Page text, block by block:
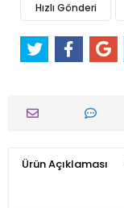
Hızlı Gönderi
Ürün Açıklaması